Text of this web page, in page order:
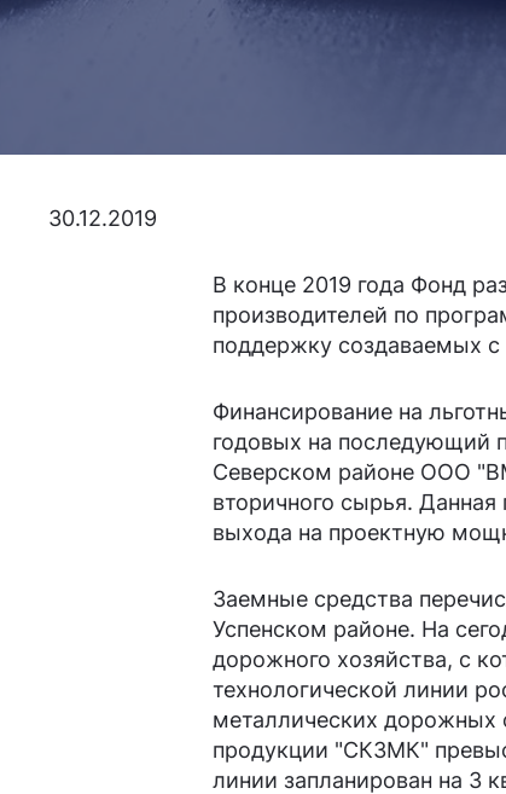
30.12.2019
В конце 2019 года Фонд
производителей по
поддержку создаваемых
Финансирование на
годовых на последующий
Северском районе ООО
вторичного сырья.
выхода на проектную
Заемные средства
Успенском районе. На
дорожного хозяйства, с
технологической линии
металлических дорожных
продукции "СКЗМК"
линии запланирован на 3